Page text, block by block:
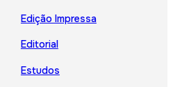
Edição Impressa
Editorial
Estudos